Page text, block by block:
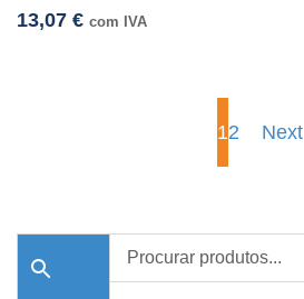
13,07 € com IVA
12 Next